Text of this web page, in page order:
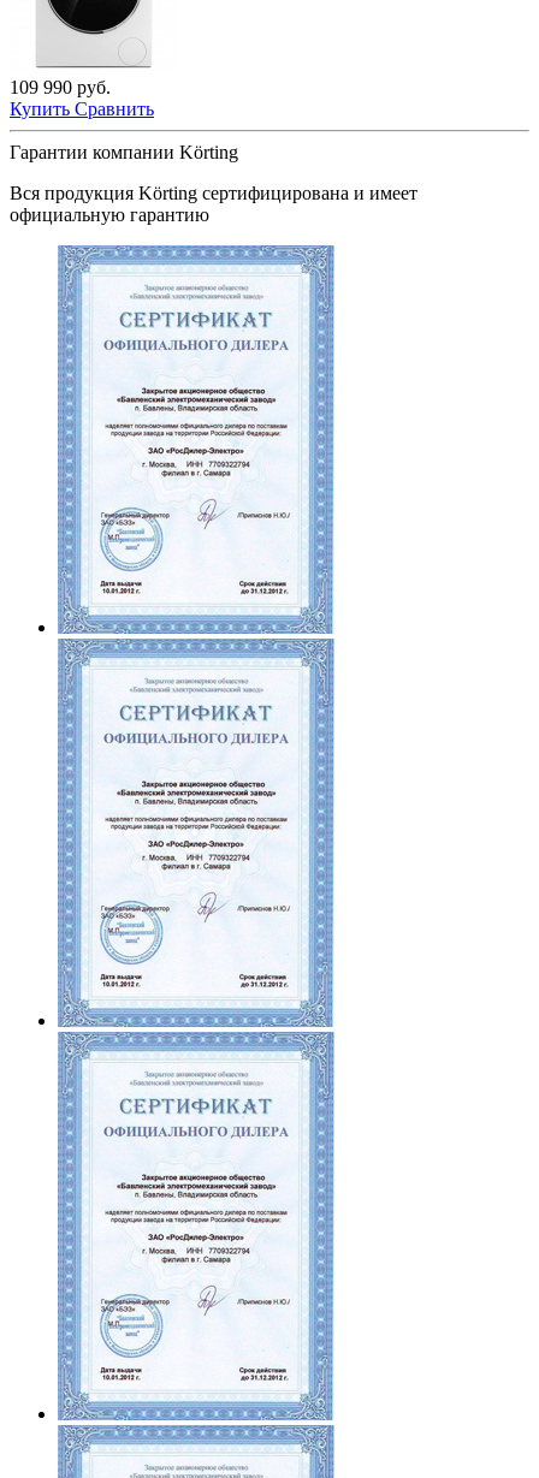
109 990 руб.
Купить Сравнить
Гарантии компании Körting
Вся продукция Körting сертифицирована и имеет
официальную гарантию